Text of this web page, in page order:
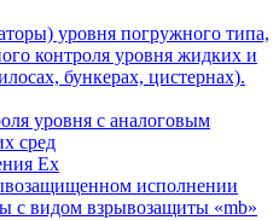
уровня погружного типа,
контроля уровня жидких и
бункерах, цистернах).
уровня с аналоговым
сред
Ех
исполнении
с видом взрывозащиты «mb»